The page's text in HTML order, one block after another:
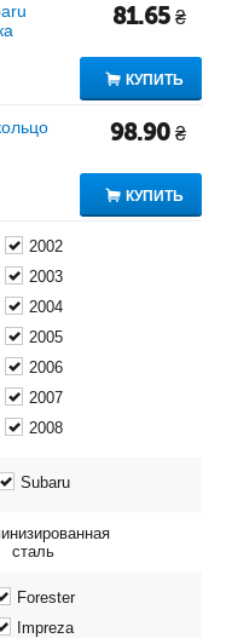
81.65 ₴
КУПИТЬ
98.90 ₴
КУПИТЬ
2002
2003
2004
2005
2006
2007
2008
Subaru
сталь
Forester
Impreza